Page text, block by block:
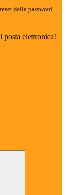
della password
posta elettronica!